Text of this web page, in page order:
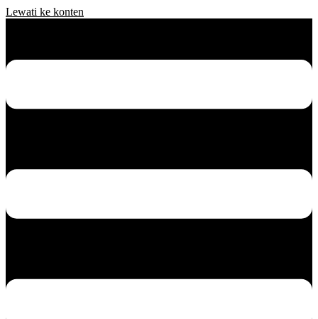
Lewati ke konten